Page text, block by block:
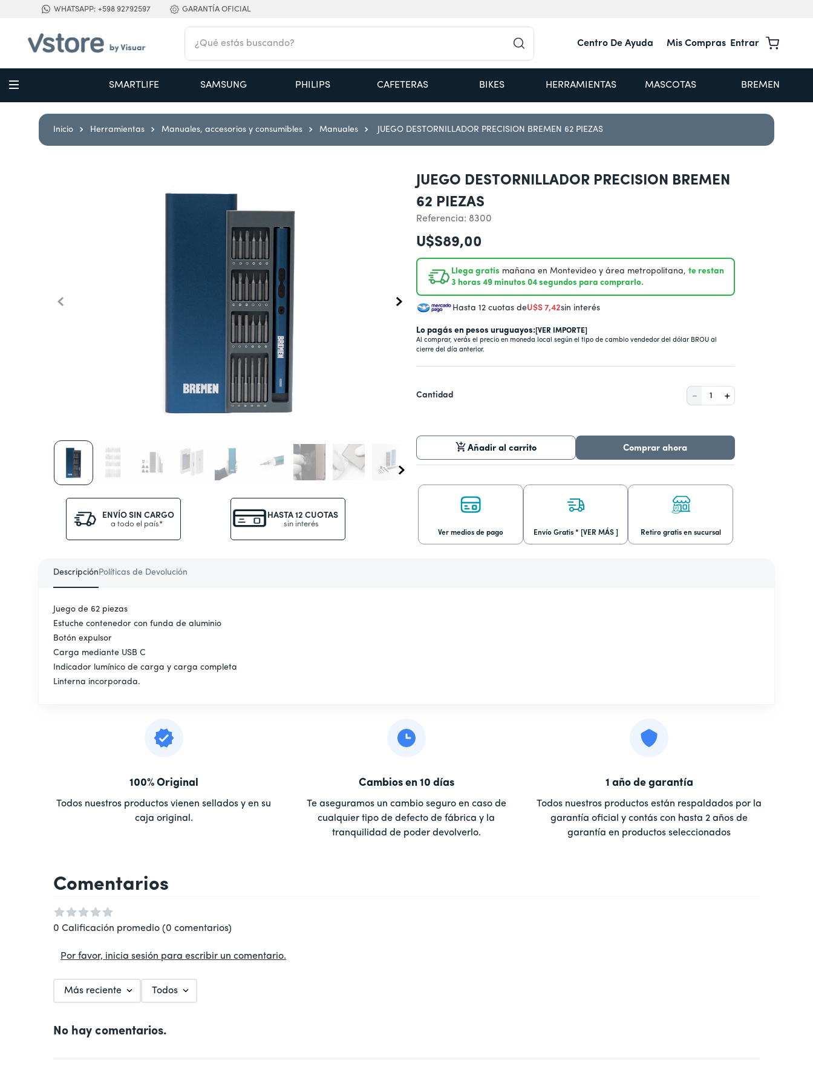
WHATSAPP: +598 92792597 GARANTÍA OFICIAL
¿Qué estás buscando?
Centro De Ayuda
Mis Compras Entrar
SMARTLIFE SAMSUNG PHILIPS CAFETERAS BIKES HERRAMIENTAS MASCOTAS BREMEN
Herramientas Manuales, accesorios y consumibles Manuales JUEGO DESTORNILLADOR PRECISION BREMEN 62 PIEZAS
ENVÍO SIN CARGO
a todo el país*
HASTA 12 CUOTAS
sin interés
JUEGO DESTORNILLADOR PRECISION BREMEN
62 PIEZAS
Referencia: 8300
U$S89,00
Llega gratis mañana en Montevideo y área metropolitana, te restan
3 horas 49 minutos 04 segundos para comprarlo.
Hasta 12 cuotas deU$S 7,42sin interés
Lo pagás en pesos uruguayos:[VER IMPORTE]
Al comprar, verás el precio en moneda local según el tipo de cambio vendedor del dólar BROU al
cierre del día anterior.
Cantidad ＋
－
Añadir al carrito Comprar ahora
Ver medios de pago Envío Gratis * [VER MÁS ] Retiro gratis en sucursal
DescripciónPolíticas de Devolución
Juego de 62 piezas
Estuche contenedor con funda de aluminio
Botón expulsor
Carga mediante USB C
Indicador lumínico de carga y carga completa
Linterna incorporada.
100% Original
Todos nuestros productos vienen sellados y en su
caja original.
Cambios en 10 días
Te aseguramos un cambio seguro en caso de
cualquier tipo de defecto de fábrica y la
tranquilidad de poder devolverlo.
1 año de garantía
Todos nuestros productos están respaldados por la
garantía oficial y contás con hasta 2 años de
garantía en productos seleccionados
Comentarios
0 Calificación promedio (0 comentarios)
Por favor, inicia sesión para escribir un comentario.
Más reciente Todos
No hay comentarios.
1.
digital
2.
termo bremen 1,2 l ac inox
3.
cocina
freidora